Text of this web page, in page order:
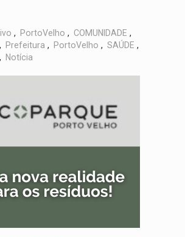
, PortoVelho , COMUNIDADE ,
, Prefeitura , PortoVelho , SAÚDE ,
, Notícia